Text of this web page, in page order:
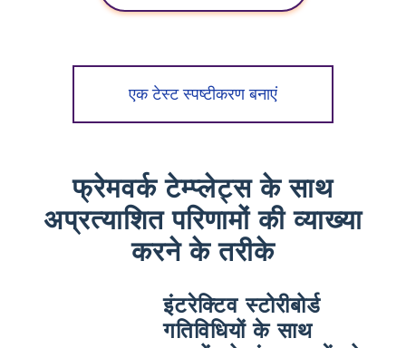
एक टेस्ट स्पष्टीकरण बनाएं
फ्रेमवर्क टेम्प्लेट्स के साथ
अप्रत्याशित परिणामों की व्याख्या
करने के तरीके
इंटरेक्टिव स्टोरीबोर्ड
गतिविधियों के साथ